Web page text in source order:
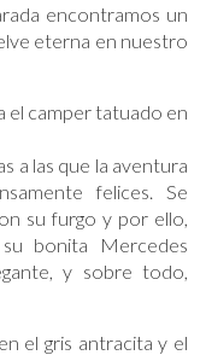
encontramos un
eterna en nuestro
el camper tatuado en
a las que la aventura
felices. Se
su furgo y por ello,
bonita Mercedes
y sobre todo,
el gris antracita y el